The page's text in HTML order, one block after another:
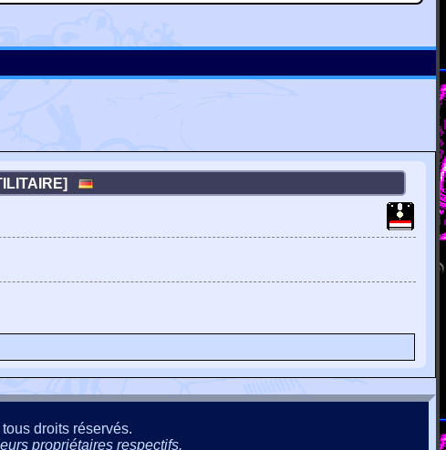
droits réservés.
propriétaires respectifs.